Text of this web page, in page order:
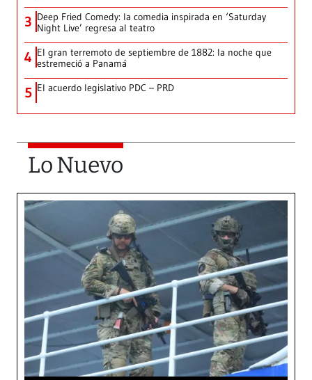
3 Deep Fried Comedy: la comedia inspirada en ‘Saturday
Night Live’ regresa al teatro
4 El gran terremoto de septiembre de 1882: la noche que
estremeció a Panamá
5 El acuerdo legislativo PDC – PRD
Lo Nuevo